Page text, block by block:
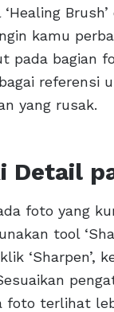
kamu
pada bagian
referensi
yang rusak.
Detail
foto yang
tool
‘Sharpen’,
foto terlihat